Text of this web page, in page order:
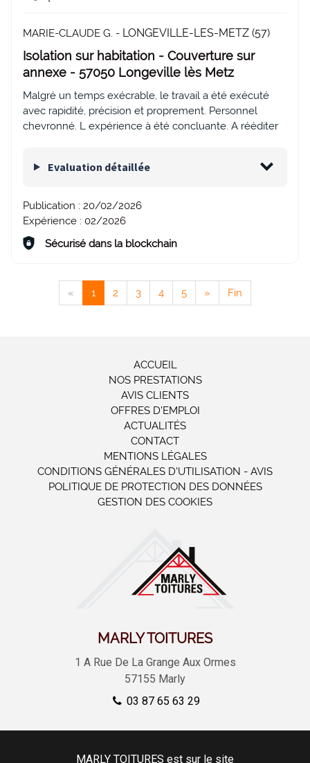
MARIE-CLAUDE G. - LONGEVILLE-LES-METZ (57)
Isolation sur habitation - Couverture sur
annexe - 57050 Longeville lès Metz
Malgré un temps exécrable, le travail a été exécuté
avec rapidité, précision et proprement. Personnel
chevronné. L expérience à été concluante. A rééditer
Evaluation détaillée
Publication : 20/02/2026
Expérience : 02/2026
Sécurisé dans la blockchain
« 1 2 3 4 5 » Fin
ACCUEIL
NOS PRESTATIONS
AVIS CLIENTS
OFFRES D'EMPLOI
ACTUALITÉS
CONTACT
MENTIONS LÉGALES
CONDITIONS GÉNÉRALES D'UTILISATION - AVIS
POLITIQUE DE PROTECTION DES DONNÉES
GESTION DES COOKIES
MARLY TOITURES
1 A Rue De La Grange Aux Ormes
57155 Marly
03 87 65 63 29
MARLY TOITURES est sur le site